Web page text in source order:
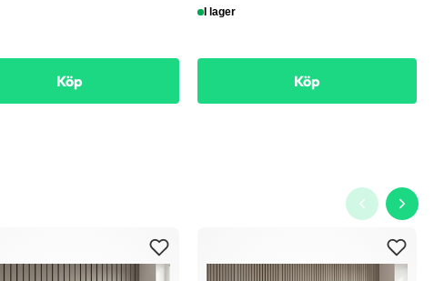
Köp
I lager
Köp